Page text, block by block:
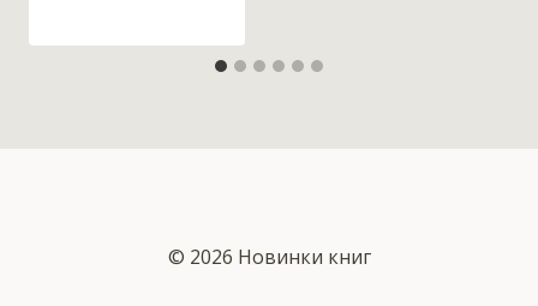
© 2026 Новинки книг